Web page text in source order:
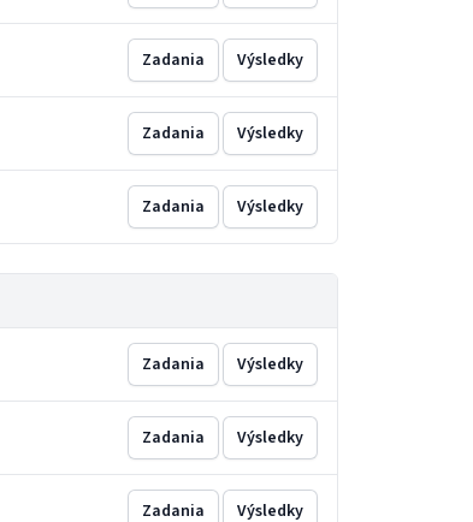
Zadania Výsledky
Zadania Výsledky
Zadania Výsledky
Zadania Výsledky
Zadania Výsledky
Zadania Výsledky